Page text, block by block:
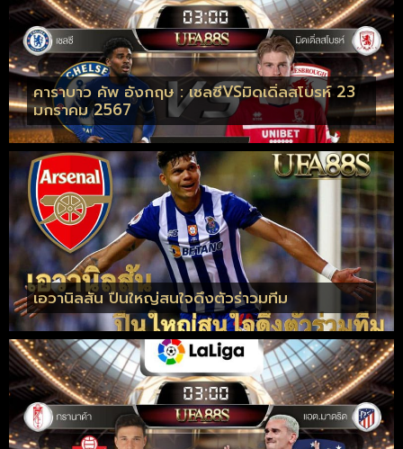
คาราบาว คัพ อังกฤษ : เชลซีVSมิดเดิ่ลสโบรห์ 23
มกราคม 2567
เอวานิลสัน ปืนใหญ่สนใจดึงตัวร่าวมทีม